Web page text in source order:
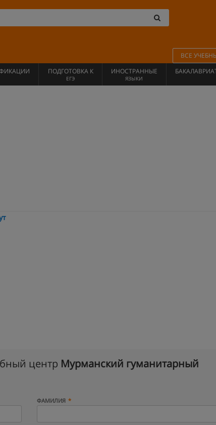
ВСЕ
ПОДГОТОВКА К
ЕГЭ
ИНОСТРАННЫЕ
ЯЗЫКИ
центр Мурманский гуманитарный
ФАМИЛИЯ